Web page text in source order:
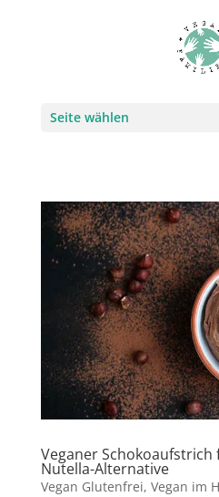
Seite wählen
Veganer
Nutella-Alternative
Vegan Glutenfrei, Vegan im